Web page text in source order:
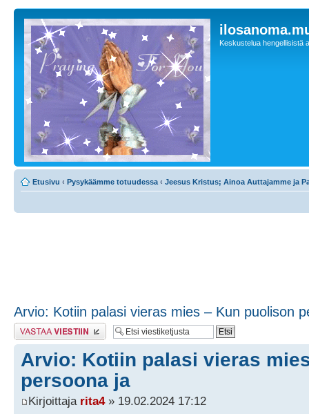
Keskustelua hengellisistä
Etusivu ‹ Pysykäämme totuudessa ‹ Jeesus Kristus; Ainoa Auttajamme ja
Arvio: Kotiin palasi vieras mies – Kun puolison
Lähetä vastaus
Arvio: Kotiin palasi vieras
persoona ja
Kirjoittaja rita4» 19.02.2024 17:12